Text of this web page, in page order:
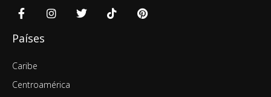
Países
Caribe
Centroamérica